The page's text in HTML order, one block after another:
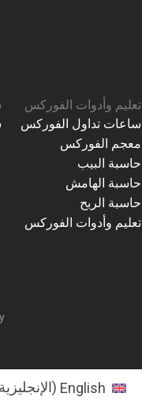
تعليم وأدوات الفوركس
ساعات تداول الفوركس
معجم الفوركس
حاسبة البيب
حاسبة الهامش
حاسبة الربح
تعليم وأدوات الفوركس
English
(الإنجليزية